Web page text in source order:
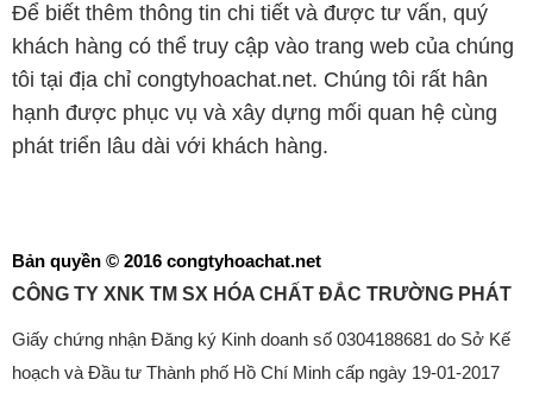
Để biết thêm thông tin chi tiết và được tư vấn, quý
khách hàng có thể truy cập vào trang web của chúng
tôi tại địa chỉ congtyhoachat.net. Chúng tôi rất hân
hạnh được phục vụ và xây dựng mối quan hệ cùng
phát triển lâu dài với khách hàng.
Bản quyền © 2016 congtyhoachat.net
CÔNG TY XNK TM SX HÓA CHẤT ĐẮC TRƯỜNG PHÁT
Giấy chứng nhận Đăng ký Kinh doanh số 0304188681 do Sở Kế
hoạch và Đầu tư Thành phố Hồ Chí Minh cấp ngày 19-01-2017